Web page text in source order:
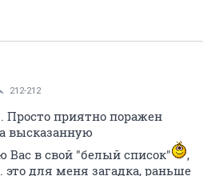
212-212
Просто приятно поражен
высказанную
Вас в свой "белый список"
,
это для меня загадка, раньше